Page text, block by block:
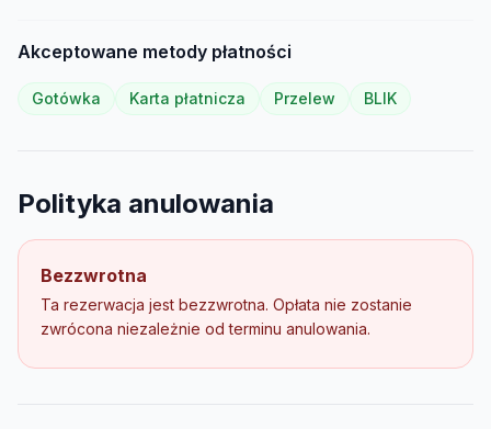
Akceptowane metody płatności
Gotówka Karta płatnicza Przelew BLIK
Polityka anulowania
Bezzwrotna
Ta rezerwacja jest bezzwrotna. Opłata nie zostanie
zwrócona niezależnie od terminu anulowania.